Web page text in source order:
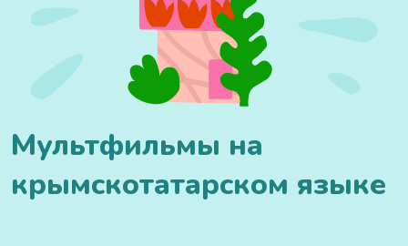
Мультфильмы на
крымскотатарском языке